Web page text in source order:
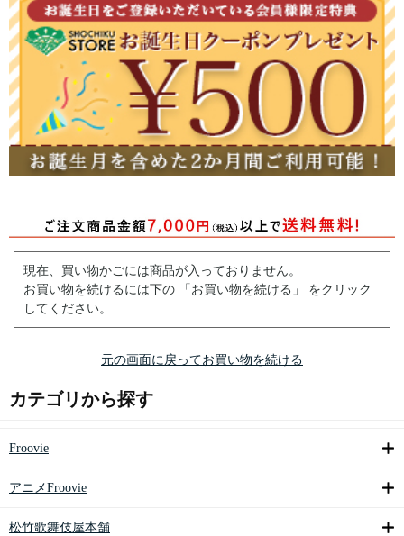
現在、買い物かごには商品が入っておりません。
お買い物を続けるには下の 「お買い物を続ける」 をクリック
してください。
元の画面に戻ってお買い物を続ける
カテゴリから探す
Froovie
アニメFroovie
松竹歌舞伎屋本舗